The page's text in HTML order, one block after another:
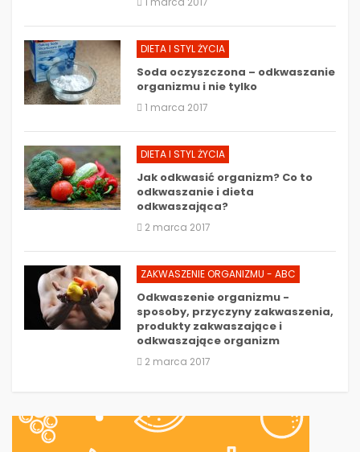
DIETA I STYL ŻYCIA
Soda oczyszczona – odkwaszanie
organizmu i nie tylko
1 marca 2017
DIETA I STYL ŻYCIA
Jak odkwasić organizm? Co to
odkwaszanie i dieta
odkwaszająca?
2 marca 2017
ZAKWASZENIE ORGANIZMU - ABC
Odkwaszenie organizmu -
sposoby, przyczyny zakwaszenia,
produkty zakwaszające i
odkwaszające organizm
2 marca 2017